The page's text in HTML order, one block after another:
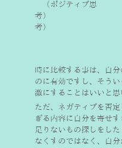
（ポジティブ思
考）　　　　　　　　
考）
時に比較する事は、自
のに有効ですし、そうい
激にすることはいいと思
ただ、ネガティブを否定
ぎる内容に自分を寄せす
足りないもの探しをし
なくすのではなく、
自